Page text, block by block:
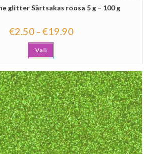
glitter Särtsakas roosa 5 g – 100 g
€2.50 –€19.90
Vali